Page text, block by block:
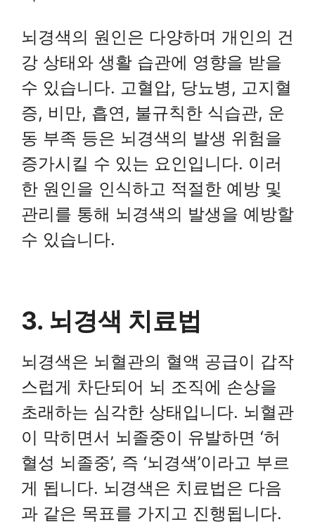
뇌경색의 원인은 다양하며 개인의 건
강 상태와 생활 습관에 영향을 받을
수 있습니다. 고혈압, 당뇨병, 고지혈
증, 비만, 흡연, 불규칙한 식습관, 운
동 부족 등은 뇌경색의 발생 위험을
증가시킬 수 있는 요인입니다. 이러
한 원인을 인식하고 적절한 예방 및
관리를 통해 뇌경색의 발생을 예방할
수 있습니다.
3. 뇌경색 치료법
뇌경색은 뇌혈관의 혈액 공급이 갑작
스럽게 차단되어 뇌 조직에 손상을
초래하는 심각한 상태입니다. 뇌혈관
이 막히면서 뇌졸중이 유발하면 ‘허
혈성 뇌졸중’, 즉 ‘뇌경색’이라고 부르
게 됩니다. 뇌경색은 치료법은 다음
과 같은 목표를 가지고 진행됩니다.